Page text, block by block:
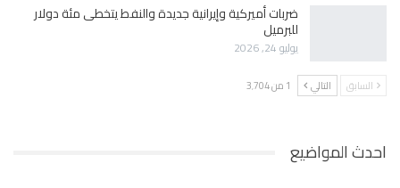
ضربات أميركية وإيرانية جديدة والنفط يتخطى مئة دولار
للبرميل
يوليو 24, 2026
السابق التالي 1 من 3٬704
احدث المواضيع